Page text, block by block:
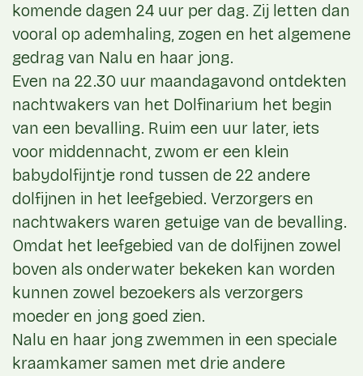
komende dagen 24 uur per dag. Zij letten dan
vooral op ademhaling, zogen en het algemene
gedrag van Nalu en haar jong.
Even na 22.30 uur maandagavond ontdekten
nachtwakers van het Dolfinarium het begin
van een bevalling. Ruim een uur later, iets
voor middennacht, zwom er een klein
babydolfijntje rond tussen de 22 andere
dolfijnen in het leefgebied. Verzorgers en
nachtwakers waren getuige van de bevalling.
Omdat het leefgebied van de dolfijnen zowel
boven als onderwater bekeken kan worden
kunnen zowel bezoekers als verzorgers
moeder en jong goed zien.
Nalu en haar jong zwemmen in een speciale
kraamkamer samen met drie andere